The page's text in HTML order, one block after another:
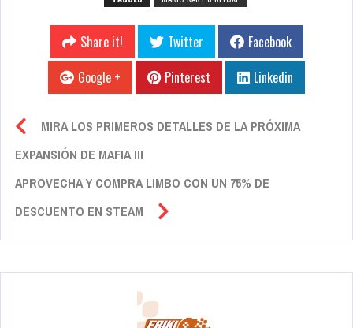
Share it! Twitter
Facebook
Google +
Pinterest Linkedin
MIRA LOS PRIMEROS DETALLES DE LA PRÓXIMA
EXPANSIÓN DE MAFIA III
APROVECHA Y COMPRA LIMBO CON UN 75% DE
DESCUENTO EN STEAM